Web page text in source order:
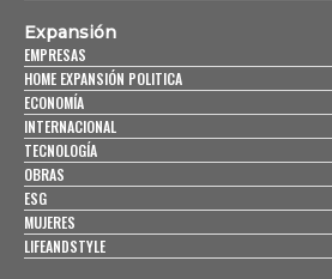
Expansión
EMPRESAS
HOME EXPANSIÓN POLITICA
ECONOMÍA
INTERNACIONAL
TECNOLOGÍA
OBRAS
ESG
MUJERES
LIFEANDSTYLE